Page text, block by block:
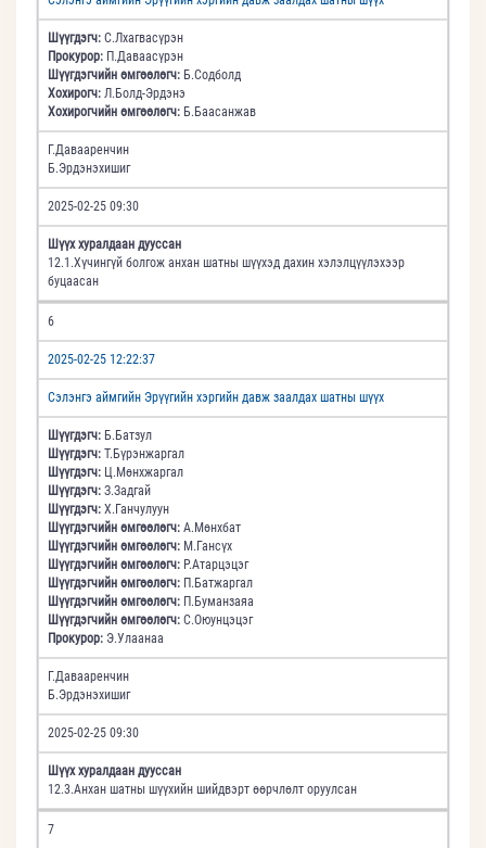
Шүүгдэгч: С.Лхагвасүрэн
Прокурор: П.Даваасүрэн
Шүүгдэгчийн өмгөөлөгч: Б.Содболд
Хохирогч: Л.Болд-Эрдэнэ
Хохирогчийн өмгөөлөгч: Б.Баасанжав
Г.Давааренчин
Б.Эрдэнэхишиг
2025-02-25 09:30
Шүүх хуралдаан дууссан
12.1.Хүчингүй болгож анхан шатны шүүхэд дахин хэлэлцүүлэхээр
буцаасан
6
2025-02-25 12:22:37
Сэлэнгэ аймгийн Эрүүгийн хэргийн давж заалдах шатны шүүх
Шүүгдэгч: Б.Батзул
Шүүгдэгч: Т.Бүрэнжаргал
Шүүгдэгч: Ц.Мөнхжаргал
Шүүгдэгч: З.Задгай
Шүүгдэгч: Х.Ганчулуун
Шүүгдэгчийн өмгөөлөгч: А.Мөнхбат
Шүүгдэгчийн өмгөөлөгч: М.Гансүх
Шүүгдэгчийн өмгөөлөгч: Р.Атарцэцэг
Шүүгдэгчийн өмгөөлөгч: П.Батжаргал
Шүүгдэгчийн өмгөөлөгч: П.Буманзаяа
Шүүгдэгчийн өмгөөлөгч: С.Оюунцэцэг
Прокурор: Э.Улаанаа
Г.Давааренчин
Б.Эрдэнэхишиг
2025-02-25 09:30
Шүүх хуралдаан дууссан
12.3.Анхан шатны шүүхийн шийдвэрт өөрчлөлт оруулсан
7